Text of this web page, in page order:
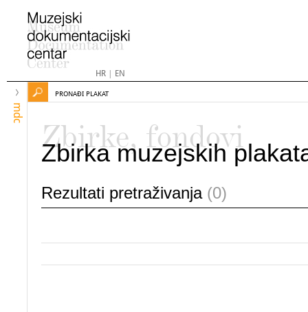
HR| EN
mdc
PRONAĐI PLAKAT
Zbirke, fondovi
Zbirka muzejskih
Rezultati pretraživanja (0)